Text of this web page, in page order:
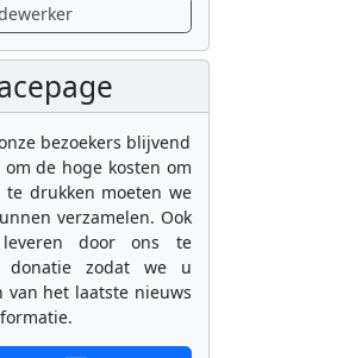
bezoekers blijvend
de hoge kosten om
drukken moeten we
verzamelen. Ook
door ons te
donatie zodat we u
van het laatste nieuws